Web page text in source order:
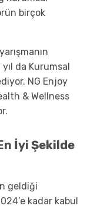
birçok
da Kurumsal
NG Enjoy
& Wellness
İyi Şekilde
geldiği
kadar kabul